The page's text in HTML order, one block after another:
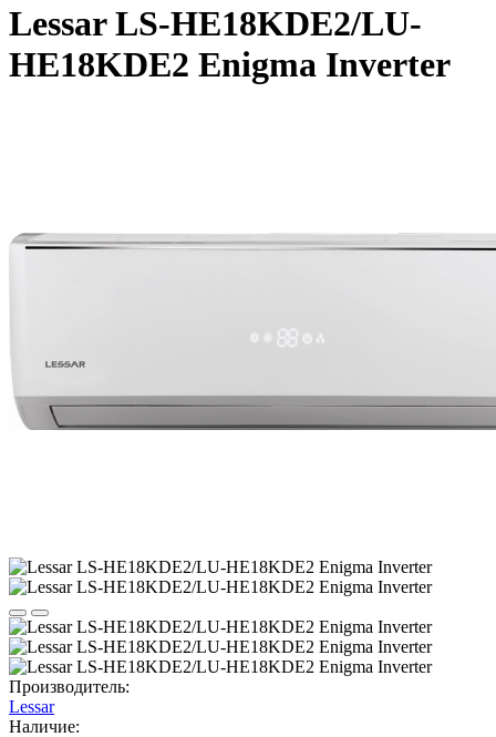
Lessar LS-HE18KDE2/LU-
HE18KDE2 Enigma Inverter
Производитель:
Lessar
Наличие: